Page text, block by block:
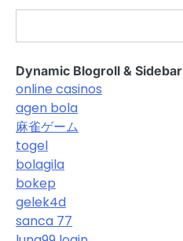
Dynamic Blogroll & Sidebar
online casinos
agen bola
麻雀ゲーム
togel
bolagila
bokep
gelek4d
sanca 77